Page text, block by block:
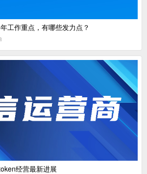
工作重点，有哪些发力点？
经营最新进展